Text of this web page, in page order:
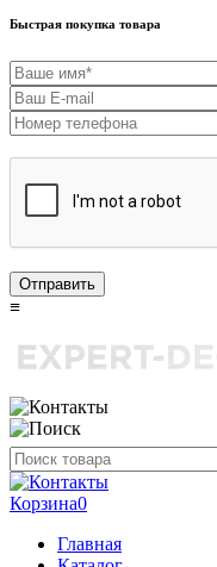
Быстрая покупка товара
Отправить
≡
Корзина0
Главная